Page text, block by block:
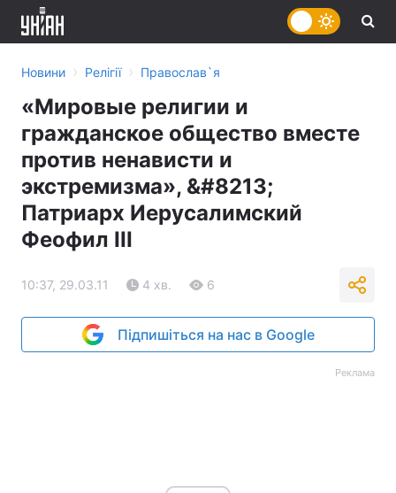
Новини › Релігії › Православ`я
«Мировые религии и
гражданское общество вместе
против ненависти и
экстремизма», &#8213;
Патриарх Иерусалимский
Феофил III
10:37, 29.03.11 4 хв. 6
Підпишіться на нас в Google
Реклама